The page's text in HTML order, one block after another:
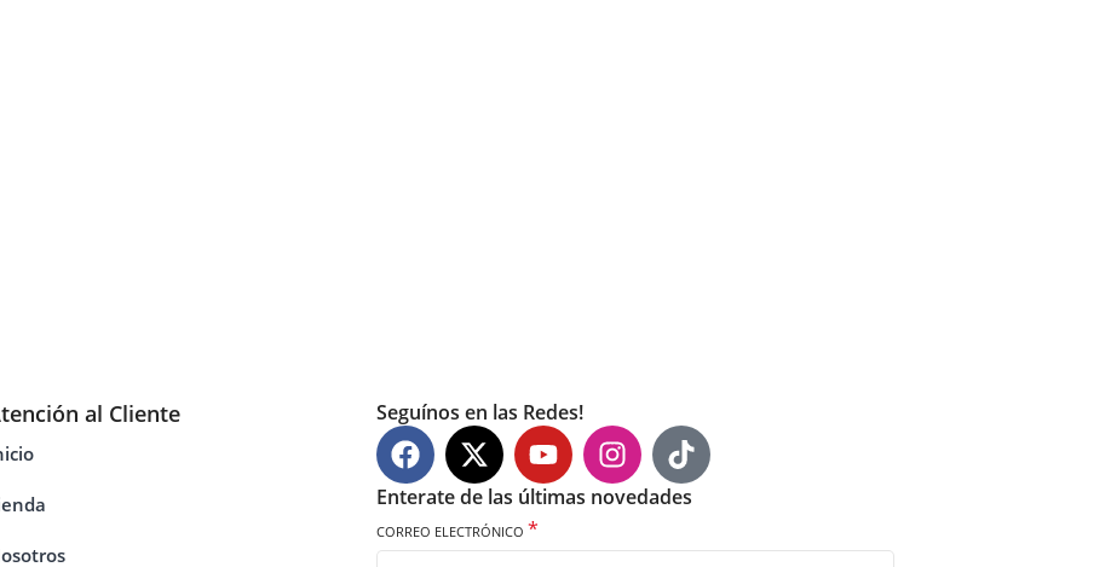
al Cliente Seguínos en las Redes!
Enterate de las últimas novedades
CORREO ELECTRÓNICO *